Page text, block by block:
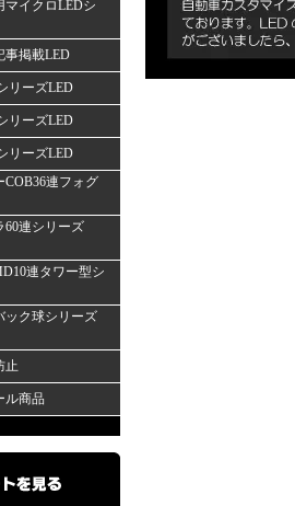
マイクロLEDシ
事掲載LED
リーズLED
リーズLED
リーズLED
COB36連フォグ
60連シリーズ
連タワー型シ
ック球シリーズ
止
ル商品